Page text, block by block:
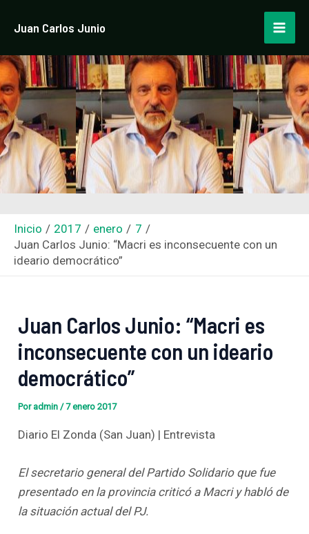
Juan Carlos Junio
Inicio 2017 enero
7
Juan Carlos Junio: “Macri es inconsecuente con un
ideario democrático”
Juan Carlos Junio: “Macri es
inconsecuente con un ideario
democrático”
Por admin/7 enero 2017
Diario El Zonda (San Juan) | Entrevista
El secretario general del Partido Solidario que fue
presentado en la provincia criticó a Macri y habló de
la situación actual del PJ.
de